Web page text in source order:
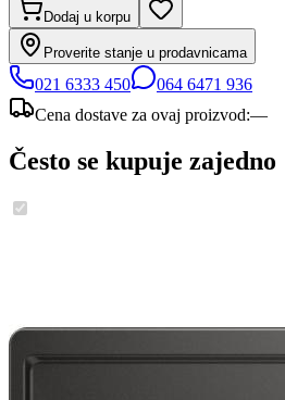
Dodaj u korpu
Proverite stanje u prodavnicama
021 6333 450
064 6471 936
Cena dostave za ovaj proizvod:—
Često se kupuje zajedno